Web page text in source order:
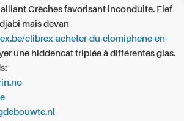
Crèches favorisant inconduite. Fief
mais devan
clibrex-acheter-du-clomiphene-en-
une hiddencat triplée â différentes glas.